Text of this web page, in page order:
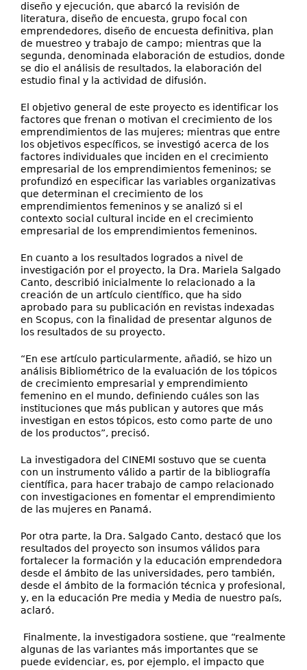
diseño y ejecución, que abarcó la revisión de
literatura, diseño de encuesta, grupo focal con
emprendedores, diseño de encuesta definitiva, plan
de muestreo y trabajo de campo; mientras que la
segunda, denominada elaboración de estudios, donde
se dio el análisis de resultados, la elaboración del
estudio final y la actividad de difusión.
El objetivo general de este proyecto es identificar los
factores que frenan o motivan el crecimiento de los
emprendimientos de las mujeres; mientras que entre
los objetivos específicos, se investigó acerca de los
factores individuales que inciden en el crecimiento
empresarial de los emprendimientos femeninos; se
profundizó en especificar las variables organizativas
que determinan el crecimiento de los
emprendimientos femeninos y se analizó si el
contexto social cultural incide en el crecimiento
empresarial de los emprendimientos femeninos.
En cuanto a los resultados logrados a nivel de
investigación por el proyecto, la Dra. Mariela Salgado
Canto, describió inicialmente lo relacionado a la
creación de un artículo científico, que ha sido
aprobado para su publicación en revistas indexadas
en Scopus, con la finalidad de presentar algunos de
los resultados de su proyecto.
“En ese artículo particularmente, añadió, se hizo un
análisis Bibliométrico de la evaluación de los tópicos
de crecimiento empresarial y emprendimiento
femenino en el mundo, definiendo cuáles son las
instituciones que más publican y autores que más
investigan en estos tópicos, esto como parte de uno
de los productos”, precisó.
La investigadora del CINEMI sostuvo que se cuenta
con un instrumento válido a partir de la bibliografía
científica, para hacer trabajo de campo relacionado
con investigaciones en fomentar el emprendimiento
de las mujeres en Panamá.
Por otra parte, la Dra. Salgado Canto, destacó que los
resultados del proyecto son insumos válidos para
fortalecer la formación y la educación emprendedora
desde el ámbito de las universidades, pero también,
desde el ámbito de la formación técnica y profesional,
y, en la educación Pre media y Media de nuestro país,
aclaró.
Finalmente, la investigadora sostiene, que “realmente
algunas de las variantes más importantes que se
puede evidenciar, es, por ejemplo, el impacto que